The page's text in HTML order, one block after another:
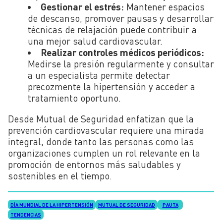
Gestionar el estrés: Mantener espacios
de descanso, promover pausas y desarrollar
técnicas de relajación puede contribuir a
una mejor salud cardiovascular.
Realizar controles médicos periódicos:
Medirse la presión regularmente y consultar
a un especialista permite detectar
precozmente la hipertensión y acceder a
tratamiento oportuno.
Desde Mutual de Seguridad enfatizan que la
prevención cardiovascular requiere una mirada
integral, donde tanto las personas como las
organizaciones cumplen un rol relevante en la
promoción de entornos más saludables y
sostenibles en el tiempo.
DÍA MUNDIAL DE LA HIPERTENSIÓN MUTUAL DE SEGURIDAD
PAUTA
TENDENCIAS